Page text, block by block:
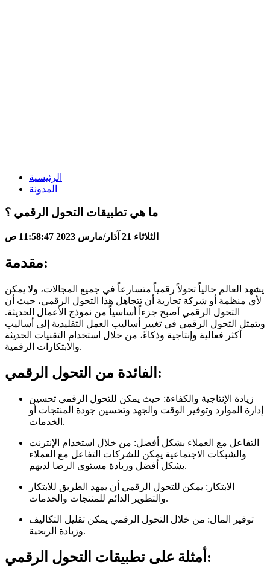
الرئيسية
المدونة
ما هي تطبيقات التحول الرقمي ؟
الثلاثاء 21 آذار/مارس 2023 11:58:47 ص
مقدمة:
يشهد العالم حالياً تحولاً رقمياً متسارعاً في جميع المجالات، ولا يمكن
لأي منظمة أو شركة تجارية أن تتجاهل هذا التحول الرقمي، حيث أن
التحول الرقمي أصبح جزءاً أساسياً من نموذج الأعمال الحديثة.
ويتمثل التحول الرقمي في تغيير أساليب العمل التقليدية إلى أساليب
أكثر فعالية وإنتاجية وذكاءً، من خلال استخدام التقنيات الحديثة
والابتكارات الرقمية.
الفائدة من التحول الرقمي:
زيادة الإنتاجية والكفاءة: حيث يمكن للتحول الرقمي تحسين
إدارة الموارد وتوفير الوقت والجهد وتحسين جودة المنتجات أو
الخدمات.
التفاعل مع العملاء بشكل أفضل: من خلال استخدام الإنترنت
والشبكات الاجتماعية يمكن للشركات التفاعل مع العملاء
بشكل أفضل وزيادة مستوى الرضا لديهم.
الابتكار: يمكن للتحول الرقمي أن يمهد الطريق للابتكار
والتطوير الدائم للمنتجات والخدمات.
توفير المال: من خلال التحول الرقمي يمكن تقليل التكاليف
وزيادة الربحية.
أمثلة على تطبيقات التحول الرقمي: